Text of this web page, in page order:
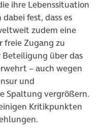
ihre Lebenssituation
fest, dass es
zudem eine
Zugang zu
über das
– auch wegen
und
Spaltung vergrößern.
Kritikpunkten